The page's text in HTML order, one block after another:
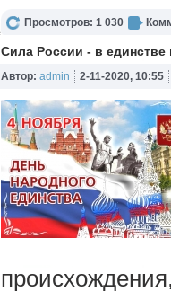
Просмотров: 1 030
Сила России - в
Автор: admin 2-11-2020, 10:55